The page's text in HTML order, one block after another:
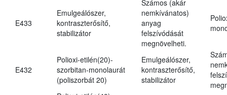
E433
Emulgeálószer,
kontraszterősítő,
stabilizátor
Számos (akár
nemkívánatos)
anyag
felszívódását
megnövelheti.
E432
Polioxi-etilén(20)-
szorbitan-monolaurát
(poliszorbát 20)
Emulgeálószer,
kontraszterősítő,
stabilizátor